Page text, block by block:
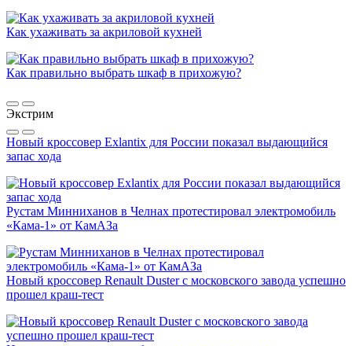
Как ухаживать за акриловой кухней
Как правильно выбрать шкаф в прихожую?
Экстрим
Новый кроссовер Exlantix для России показал выдающийся
запас хода
Рустам Минниханов в Челнах протестировал электромобиль
«Кама-1» от КамАЗа
Новый кроссовер Renault Duster с московского завода успешно
прошел краш-тест